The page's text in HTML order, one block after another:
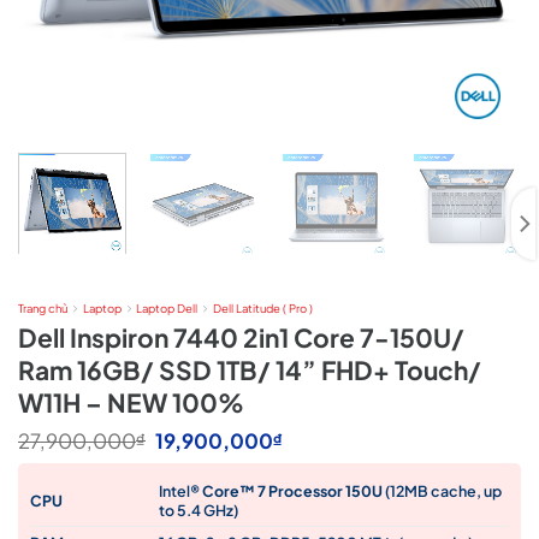
Trang chủ Laptop Laptop Dell Dell Latitude ( Pro )
Dell Inspiron 7440 2in1 Core 7-150U/
Ram 16GB/ SSD 1TB/ 14” FHD+ Touch/
W11H – NEW 100%
27,900,000₫ Giá
gốc
27,900,000₫.
19,900,000₫Giá
là:
CPU Intel®Core™ 7 Processor 150U(12MB cache, up
to 5.4 GHz)